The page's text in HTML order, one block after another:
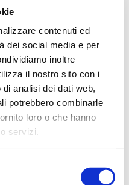
contenuti ed
dei social media e per
inoltre
il nostro sito con i
analisi dei dati web,
potrebbero combinarle
loro o che hanno
servizi.